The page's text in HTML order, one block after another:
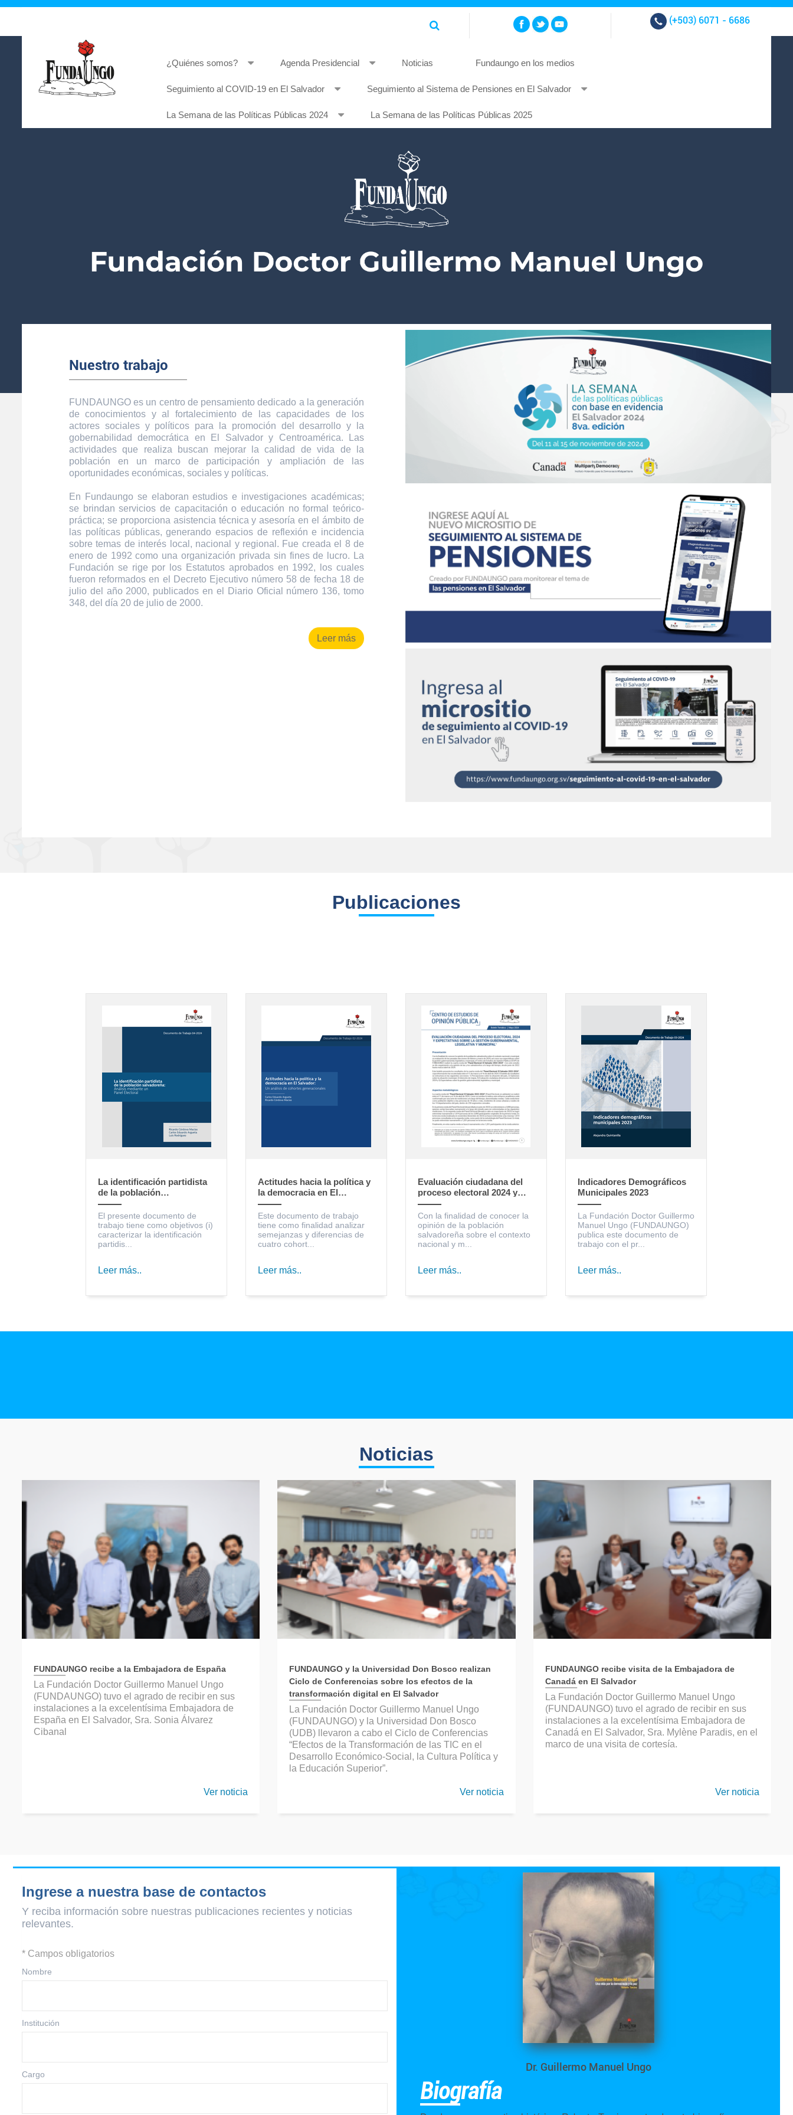
(+503) 6071 - 6686
¿Quiénes somos? Agenda Presidencial Noticias Fundaungo en los medios
Seguimiento al COVID-19 en El Salvador Seguimiento al Sistema de Pensiones en El Salvador
La Semana de las Políticas Públicas 2024 La Semana de las Políticas Públicas 2025
Nuestro trabajo
FUNDAUNGO es un centro de pensamiento dedicado a la generación
de conocimientos y al fortalecimiento de las capacidades de los
actores sociales y políticos para la promoción del desarrollo y la
gobernabilidad democrática en El Salvador y Centroamérica. Las
actividades que realiza buscan mejorar la calidad de vida de la
población en un marco de participación y ampliación de las
oportunidades económicas, sociales y políticas.
En Fundaungo se elaboran estudios e investigaciones académicas;
se brindan servicios de capacitación o educación no formal teórico-
práctica; se proporciona asistencia técnica y asesoría en el ámbito de
las políticas públicas, generando espacios de reflexión e incidencia
sobre temas de interés local, nacional y regional. Fue creada el 8 de
enero de 1992 como una organización privada sin fines de lucro. La
Fundación se rige por los Estatutos aprobados en 1992, los cuales
fueron reformados en el Decreto Ejecutivo número 58 de fecha 18 de
julio del año 2000, publicados en el Diario Oficial número 136, tomo
348, del día 20 de julio de 2000.
Leer más
Publicaciones
La identificación partidista
de la población
salvadoreña: Análisis
mediante un Panel Electoral
El presente documento de
trabajo tiene como objetivos (i)
caracterizar la identificación
partidis...
Leer más..
Actitudes hacia la política y
la democracia en El
Salvador: un análisis de
cohortes generacionales
Este documento de trabajo
tiene como finalidad analizar
semejanzas y diferencias de
cuatro cohort...
Leer más..
Evaluación ciudadana del
proceso electoral 2024 y
expectativas sobre la
gestión gubernamental,
legislativa y municipal
Con la finalidad de conocer la
opinión de la población
salvadoreña sobre el contexto
nacional y m...
Leer más..
Indicadores Demográficos
Municipales 2023
La Fundación Doctor Guillermo
Manuel Ungo (FUNDAUNGO)
publica este documento de
trabajo con el pr...
Leer más..
Noticias
FUNDAUNGO recibe a la Embajadora de España
La Fundación Doctor Guillermo Manuel Ungo
(FUNDAUNGO) tuvo el agrado de recibir en sus
instalaciones a la excelentísima Embajadora de
España en El Salvador, Sra. Sonia Álvarez
Cibanal
Ver noticia
FUNDAUNGO y la Universidad Don Bosco realizan
Ciclo de Conferencias sobre los efectos de la
transformación digital en El Salvador
La Fundación Doctor Guillermo Manuel Ungo
(FUNDAUNGO) y la Universidad Don Bosco
(UDB) llevaron a cabo el Ciclo de Conferencias
“Efectos de la Transformación de las TIC en el
Desarrollo Económico-Social, la Cultura Política y
la Educación Superior”.
Ver noticia
FUNDAUNGO recibe visita de la Embajadora de
Canadá en El Salvador
La Fundación Doctor Guillermo Manuel Ungo
(FUNDAUNGO) tuvo el agrado de recibir en sus
instalaciones a la excelentísima Embajadora de
Canadá en El Salvador, Sra. Mylène Paradis, en el
marco de una visita de cortesía.
Ver noticia
Ingrese a nuestra base de contactos
Y reciba información sobre nuestras publicaciones recientes y noticias
relevantes.
* Campos obligatorios
Nombre
Institución
Cargo
Dr. Guillermo Manuel Ungo
Biografía